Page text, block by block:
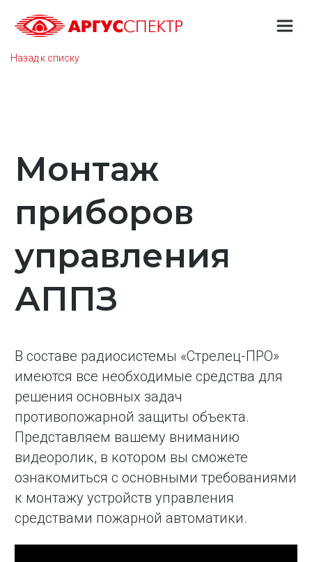
Назад к списку
Монтаж
приборов
управления
АППЗ
В составе радиосистемы «Стрелец-ПРО»
имеются все необходимые средства для
решения основных задач
противопожарной защиты объекта.
Представляем вашему вниманию
видеоролик, в котором вы сможете
ознакомиться с основными требованиями
к монтажу устройств управления
средствами пожарной автоматики.